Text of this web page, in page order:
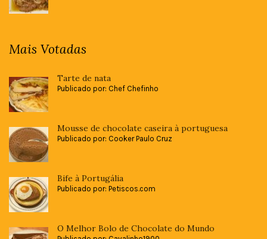
Mais Votadas
Tarte de nata
Publicado por: Chef Chefinho
Mousse de chocolate caseira à portuguesa
Publicado por: Cooker Paulo Cruz
Bife à Portugália
Publicado por: Petiscos.com
O Melhor Bolo de Chocolate do Mundo